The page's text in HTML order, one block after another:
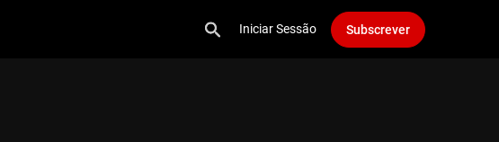
Iniciar Sessão Subscrever